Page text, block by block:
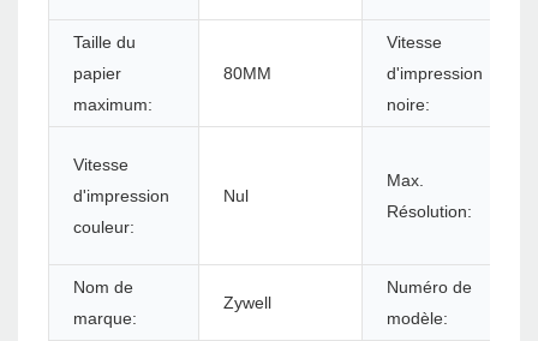
Taille du
papier
maximum:
80MM
Vitesse
d'impression
noire:
Vitesse
d'impression
couleur:
Nul
Max.
Résolution:
Nom de
marque:
Zywell
Numéro de
modèle: